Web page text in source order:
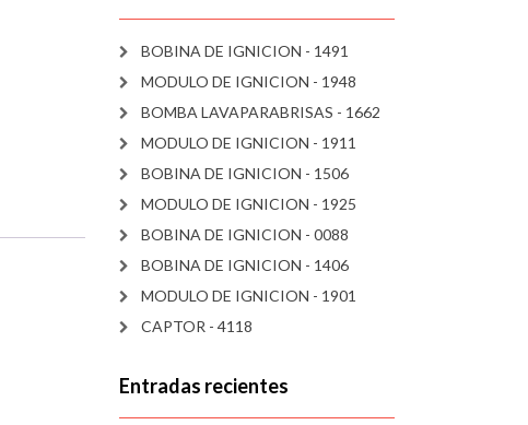
BOBINA DE IGNICION - 1491
MODULO DE IGNICION - 1948
BOMBA LAVAPARABRISAS - 1662
MODULO DE IGNICION - 1911
BOBINA DE IGNICION - 1506
MODULO DE IGNICION - 1925
BOBINA DE IGNICION - 0088
BOBINA DE IGNICION - 1406
MODULO DE IGNICION - 1901
CAPTOR - 4118
Entradas recientes